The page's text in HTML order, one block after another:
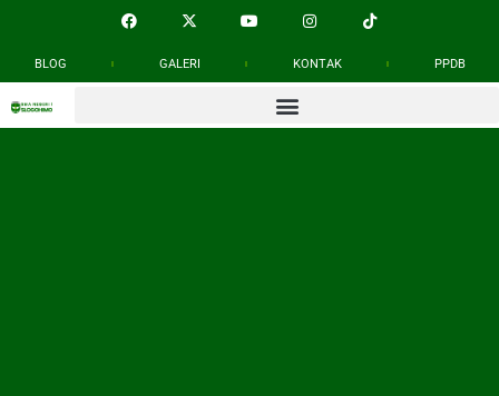
BLOG GALERI KONTAK PPDB